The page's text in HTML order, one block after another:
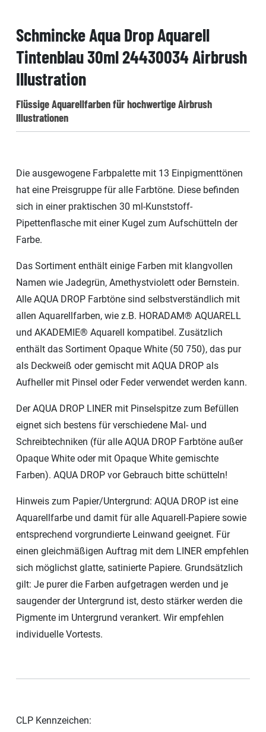
Schmincke Aqua Drop Aquarell
Tintenblau 30ml 24430034 Airbrush
Illustration
Flüssige Aquarellfarben für hochwertige Airbrush
Illustrationen
Die ausgewogene Farbpalette mit 13 Einpigmenttönen
hat eine Preisgruppe für alle Farbtöne. Diese befinden
sich in einer praktischen 30 ml-Kunststoff-
Pipettenflasche mit einer Kugel zum Aufschütteln der
Farbe.
Das Sortiment enthält einige Farben mit klangvollen
Namen wie Jadegrün, Amethystviolett oder Bernstein.
Alle AQUA DROP Farbtöne sind selbstverständlich mit
allen Aquarellfarben, wie z.B. HORADAM® AQUARELL
und AKADEMIE® Aquarell kompatibel. Zusätzlich
enthält das Sortiment Opaque White (50 750), das pur
als Deckweiß oder gemischt mit AQUA DROP als
Aufheller mit Pinsel oder Feder verwendet werden kann.
Der AQUA DROP LINER mit Pinselspitze zum Befüllen
eignet sich bestens für verschiedene Mal- und
Schreibtechniken (für alle AQUA DROP Farbtöne außer
Opaque White oder mit Opaque White gemischte
Farben). AQUA DROP vor Gebrauch bitte schütteln!
Hinweis zum Papier/Untergrund: AQUA DROP ist eine
Aquarellfarbe und damit für alle Aquarell-Papiere sowie
entsprechend vorgrundierte Leinwand geeignet. Für
einen gleichmäßigen Auftrag mit dem LINER empfehlen
sich möglichst glatte, satinierte Papiere. Grundsätzlich
gilt: Je purer die Farben aufgetragen werden und je
saugender der Untergrund ist, desto stärker werden die
Pigmente im Untergrund verankert. Wir empfehlen
individuelle Vortests.
CLP Kennzeichen: